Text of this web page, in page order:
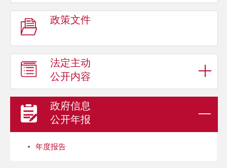
政策文件
法定主动
公开内容
政府信息
公开年报
年度报告